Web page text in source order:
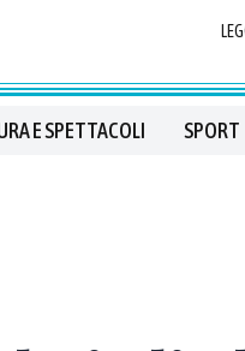
E SPETTACOLI SPORT